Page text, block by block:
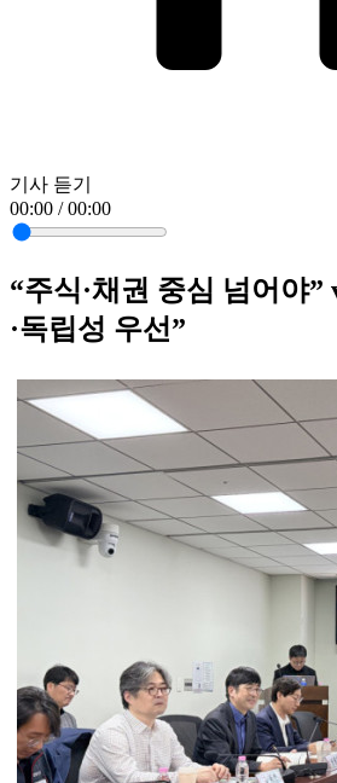
기사 듣기
00:00 / 00:00
“주식·채권 중심 넘어야”
·독립성 우선”